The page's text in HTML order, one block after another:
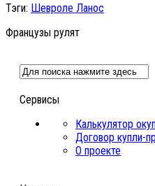
Тэги: Шевроле Ланос
Французы рулят
Сервисы
Калькулятор
Договор купли-
О проекте